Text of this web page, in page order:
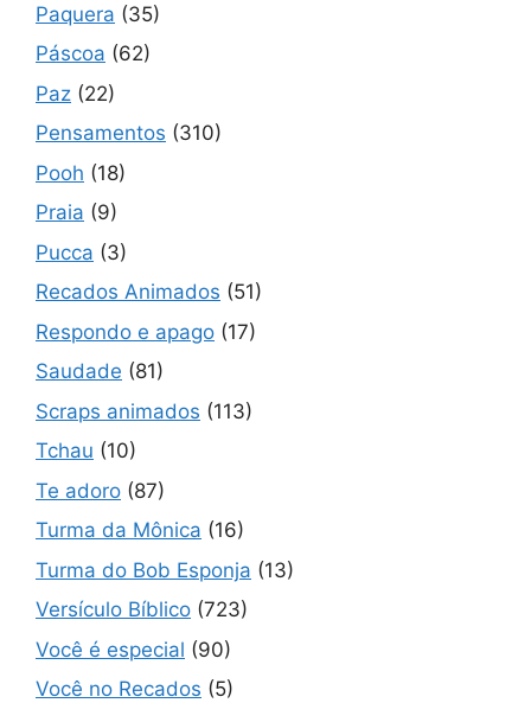
Paquera (35)
Páscoa (62)
Paz (22)
Pensamentos (310)
Pooh (18)
Praia (9)
Pucca (3)
Recados Animados (51)
Respondo e apago (17)
Saudade (81)
Scraps animados (113)
Tchau (10)
Te adoro (87)
Turma da Mônica (16)
Turma do Bob Esponja (13)
Versículo Bíblico (723)
Você é especial (90)
Você no Recados (5)